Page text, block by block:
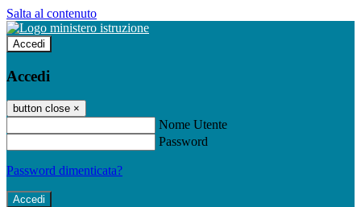
Salta al contenuto
Accedi
Accedi
button close ×
Nome Utente
Password
Password dimenticata?